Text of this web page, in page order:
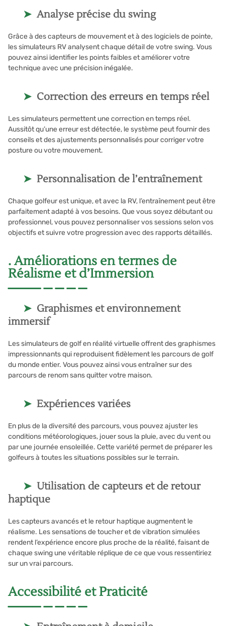
Analyse précise du swing
Grâce à des capteurs de mouvement et à des logiciels de pointe,
les simulateurs RV analysent chaque détail de votre swing. Vous
pouvez ainsi identifier les points faibles et améliorer votre
technique avec une précision inégalée.
Correction des erreurs en temps réel
Les simulateurs permettent une correction en temps réel.
Aussitôt qu’une erreur est détectée, le système peut fournir des
conseils et des ajustements personnalisés pour corriger votre
posture ou votre mouvement.
Personnalisation de l’entraînement
Chaque golfeur est unique, et avec la RV, l’entraînement peut être
parfaitement adapté à vos besoins. Que vous soyez débutant ou
professionnel, vous pouvez personnaliser vos sessions selon vos
objectifs et suivre votre progression avec des rapports détaillés.
. Améliorations en termes de
Réalisme et d’Immersion
Graphismes et environnement
immersif
Les simulateurs de golf en réalité virtuelle offrent des graphismes
impressionnants qui reproduisent fidèlement les parcours de golf
du monde entier. Vous pouvez ainsi vous entraîner sur des
parcours de renom sans quitter votre maison.
Expériences variées
En plus de la diversité des parcours, vous pouvez ajuster les
conditions météorologiques, jouer sous la pluie, avec du vent ou
par une journée ensoleillée. Cette variété permet de préparer les
golfeurs à toutes les situations possibles sur le terrain.
Utilisation de capteurs et de retour
haptique
Les capteurs avancés et le retour haptique augmentent le
réalisme. Les sensations de toucher et de vibration simulées
rendent l’expérience encore plus proche de la réalité, faisant de
chaque swing une véritable réplique de ce que vous ressentiriez
sur un vrai parcours.
Accessibilité et Praticité